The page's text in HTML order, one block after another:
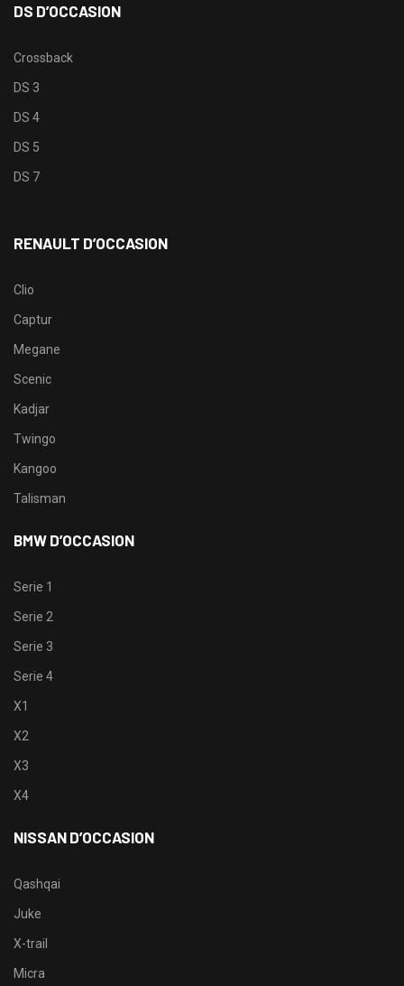
DS D’OCCASION
Crossback
DS 3
DS 4
DS 5
DS 7
RENAULT D’OCCASION
Clio
Captur
Megane
Scenic
Kadjar
Twingo
Kangoo
Talisman
BMW D’OCCASION
Serie 1
Serie 2
Serie 3
Serie 4
X1
X2
X3
X4
NISSAN D’OCCASION
Qashqai
Juke
X-trail
Micra